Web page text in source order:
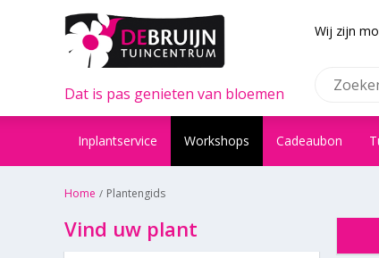
Home Plantengids
Wij zijn
Dat is pas genieten van bloemen
Inplantservice Workshops Cadeaubon
Vind uw plant